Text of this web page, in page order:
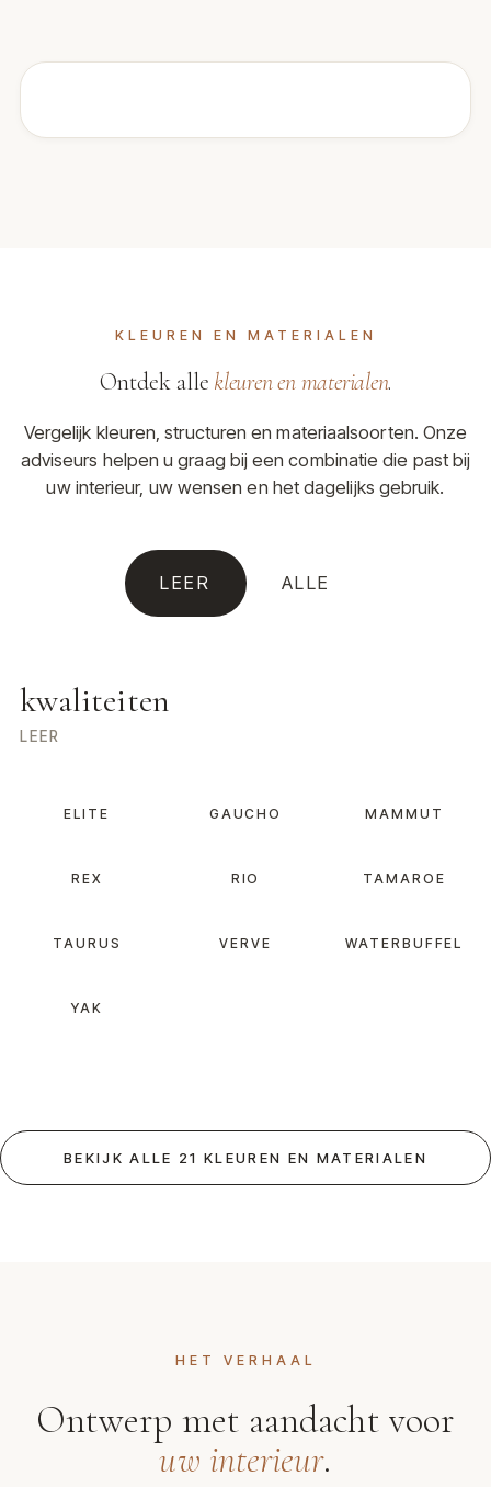
KLEUREN EN MATERIALEN
Ontdek alle kleuren en materialen.
Vergelijk kleuren, structuren en materiaalsoorten. Onze
adviseurs helpen u graag bij een combinatie die past bij
uw interieur, uw wensen en het dagelijks gebruik.
LEER ALLE
kwaliteiten
LEER
ELITE GAUCHO MAMMUT
REX RIO TAMAROE
TAURUS VERVE WATERBUFFEL
YAK
BEKIJK ALLE 21 KLEUREN EN MATERIALEN
HET VERHAAL
Ontwerp met aandacht voor
uw interieur.